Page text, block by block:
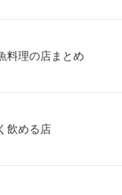
料理の店まとめ
飲める店